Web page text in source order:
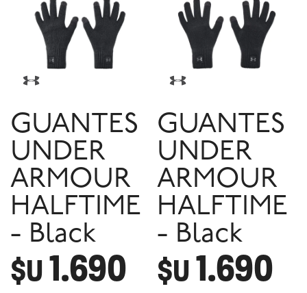
GUANTES
UNDER
ARMOUR
HALFTIME
- Black
$U1.690
GUANTES
UNDER
ARMOUR
HALFTIME
- Black
$U1.690